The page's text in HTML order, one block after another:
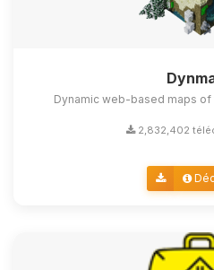
Dynamic web-based maps
2,832,402